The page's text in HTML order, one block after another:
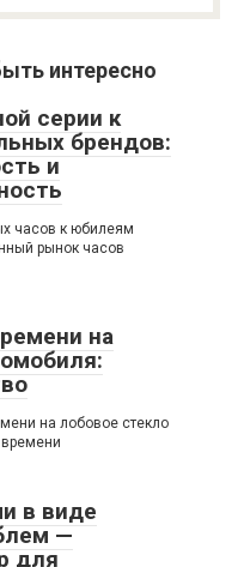
интересно
серии к
брендов:
и
часов к юбилеям
рынок часов
на
на лобовое стекло
в виде
—
для